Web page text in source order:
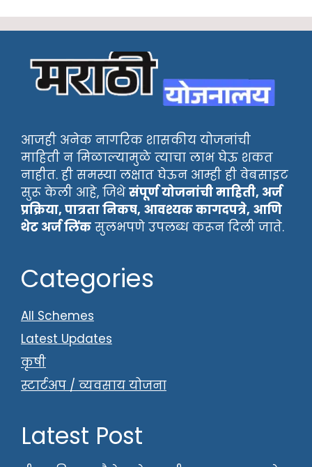
आजही अनेक नागरिक शासकीय योजनांची
माहिती न मिळाल्यामुळे त्याचा लाभ घेऊ शकत
नाहीत. ही समस्या लक्षात घेऊन आम्ही ही वेबसाइट
सुरू केली आहे, जिथेसंपूर्ण योजनांची माहिती, अर्ज
प्रक्रिया, पात्रता निकष, आवश्यक कागदपत्रे, आणि
थेट अर्ज लिंक सुलभपणे उपलब्ध करून दिली जाते.
Categories
All Schemes
Latest Updates
कृषी
स्टार्टअप / व्यवसाय योजना
Latest Post